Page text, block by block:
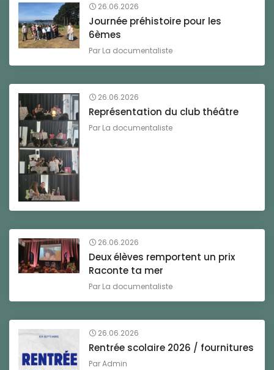
26.06.2026
Journée préhistoire pour les
6èmes
Par La documentaliste
26.06.2026
Représentation du club théâtre
Par La documentaliste
26.06.2026
Deux élèves remportent un prix
Raconte ta mer
Par La documentaliste
26.06.2026
Rentrée scolaire 2026 / fournitures
ParAdmin